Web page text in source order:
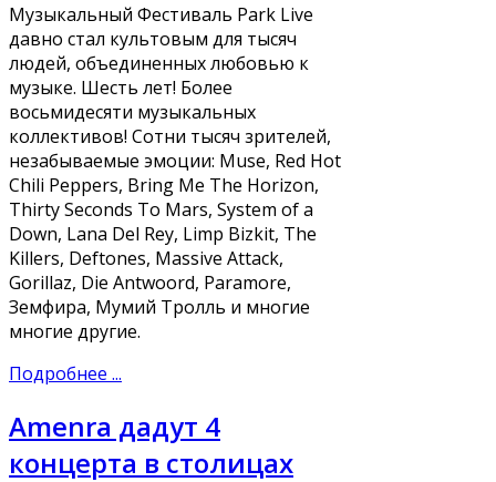
Музыкальный Фестиваль Park Live
давно стал культовым для тысяч
людей, объединенных любовью к
музыке. Шесть лет! Более
восьмидесяти музыкальных
коллективов! Сотни тысяч зрителей,
незабываемые эмоции: Muse, Red Hot
Chili Peppers, Bring Me The Horizon,
Thirty Seconds To Mars, System of a
Down, Lana Del Rey, Limp Bizkit, The
Killers, Deftones, Massive Attack,
Gorillaz, Die Antwoord, Paramore,
Земфира, Мумий Тролль и многие
многие другие.
Подробнее ...
Amenra дадут 4
концерта в столицах